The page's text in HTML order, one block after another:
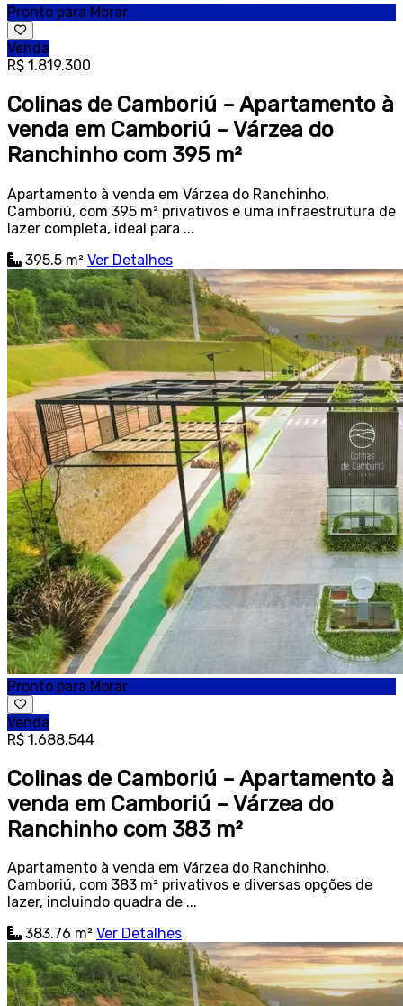
Pronto para Morar
Venda
R$ 1.819.300
Colinas de Camboriú – Apartamento à
venda em Camboriú – Várzea do
Ranchinho com 395 m²
Apartamento à venda em Várzea do Ranchinho,
Camboriú, com 395 m² privativos e uma infraestrutura de
lazer completa, ideal para ...
395.5 m² Ver Detalhes
Pronto para Morar
Venda
R$ 1.688.544
Colinas de Camboriú – Apartamento à
venda em Camboriú – Várzea do
Ranchinho com 383 m²
Apartamento à venda em Várzea do Ranchinho,
Camboriú, com 383 m² privativos e diversas opções de
lazer, incluindo quadra de ...
383.76 m² Ver Detalhes